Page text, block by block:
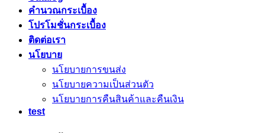
คำนวณกระเบื้อง
โปรโมชั่นกระเบื้อง
ติดต่อเรา
นโยบาย
นโยบายการขนส่ง
นโยบายความเป็นส่วนตัว
นโยบายการคืนสินค้าและคืนเงิน
test